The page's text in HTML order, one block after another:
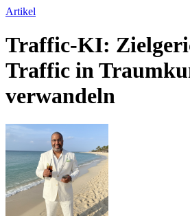
Artikel
Traffic-KI:
Traffic in
verwandeln